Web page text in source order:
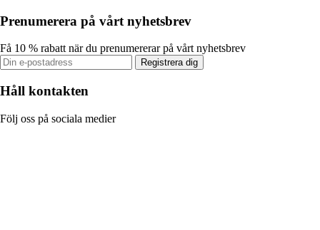
Prenumerera på vårt nyhetsbrev
Få 10 % rabatt när du prenumererar på vårt nyhetsbrev
Registrera dig
Håll kontakten
Följ oss på sociala medier